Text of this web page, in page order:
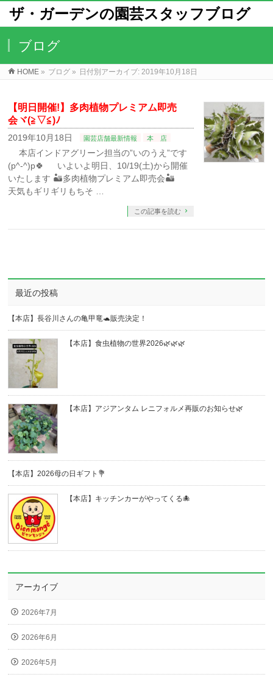
ザ・ガーデンの園芸スタッフブログ
ブログ
HOME » ブログ » 日付別アーカイブ: 2019年10月18日
【明日開催!】多肉植物プレミアム即売
会ヾ(≧▽≦)ﾉ
2019年10月18日 園芸店舗最新情報 本 店
本店インドアグリーン担当の”いのうえ”です
(p^-^)p🍀 いよいよ明日、10/19(土)から開催
いたします 🏜多肉植物プレミアム即売会🏜
天気もギリギリもちそ …
この記事を読む
最近の投稿
【本店】長谷川さんの亀甲竜🐢販売決定！
【本店】食虫植物の世界2026🌿🌿🌿
【本店】アジアンタム レニフォルメ再販のお知らせ🌿
【本店】2026母の日ギフト💐
【本店】キッチンカーがやってくる🐙
アーカイブ
2026年7月
2026年6月
2026年5月